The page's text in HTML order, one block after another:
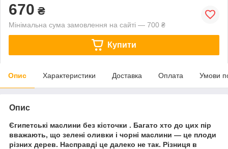
670 ₴
Мінімальна сума замовлення на сайті — 700 ₴
Купити
Опис Характеристики Доставка Оплата Умови
Опис
Єгипетські маслини без кісточки . Багато хто до цих пір
вважають, що зелені оливки і чорні маслини — це плоди
різних дерев. Насправді це далеко не так. Різниця в